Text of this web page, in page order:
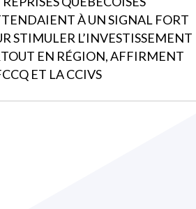
À UN SIGNAL FORT
STIMULER L’INVESTISSEMENT
EN RÉGION, AFFIRMENT
ET LA CCIVS